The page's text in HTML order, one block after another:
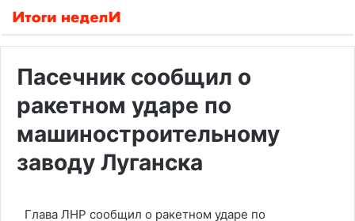
Пасечник сообщил о
ракетном ударе по
машиностроительному
заводу Луганска
Глава ЛНР сообщил о ракетном ударе по